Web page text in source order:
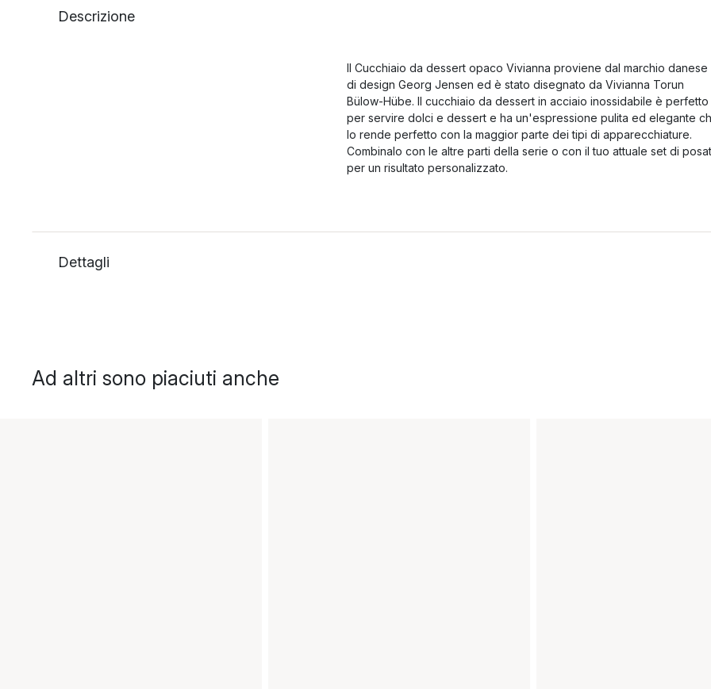
Descrizione
Il Cucchiaio da dessert opaco Vivianna proviene dal marchio danese
di design Georg Jensen ed è stato disegnato da Vivianna Torun
Bülow-Hübe. Il cucchiaio da dessert in acciaio inossidabile è perfetto
per servire dolci e dessert e ha un'espressione pulita ed elegante
lo rende perfetto con la maggior parte dei tipi di apparecchiature.
Combinalo con le altre parti della serie o con il tuo attuale set di
per un risultato personalizzato.
Dettagli
Ad altri sono piaciuti anche